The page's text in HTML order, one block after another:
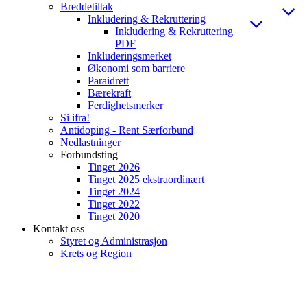
Breddetiltak
Inkludering & Rekruttering
Inkludering & Rekruttering
PDF
Inkluderingsmerket
Økonomi som barriere
Paraidrett
Bærekraft
Ferdighetsmerker
Si ifra!
Antidoping - Rent Særforbund
Nedlastninger
Forbundsting
Tinget 2026
Tinget 2025 ekstraordinært
Tinget 2024
Tinget 2022
Tinget 2020
Kontakt oss
Styret og Administrasjon
Krets og Region